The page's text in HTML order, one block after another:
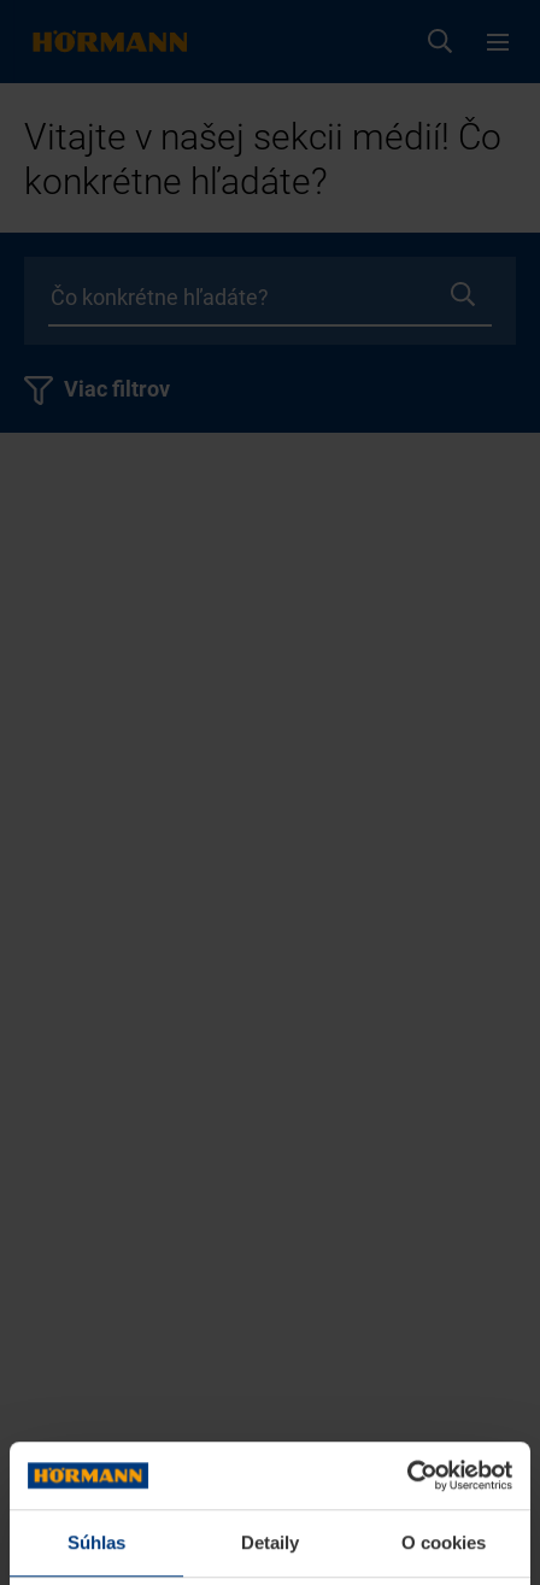
Súhlas Detaily O cookies
Vitajte v našej sekcii médií! Čo
konkrétne hľadáte?
Viac filtrov